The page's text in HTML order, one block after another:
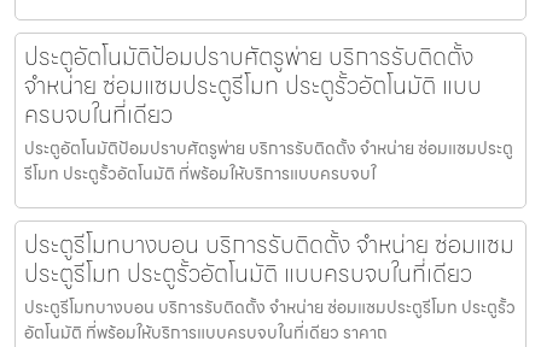
ประตูอัตโนมัติป้อมปราบศัตรูพ่าย บริการรับติดตั้ง
จำหน่าย ซ่อมแซมประตูรีโมท ประตูรั้วอัตโนมัติ แบบ
ครบจบในที่เดียว
ประตูอัตโนมัติป้อมปราบศัตรูพ่าย บริการรับติดตั้ง จำหน่าย ซ่อมแซมประตู
รีโมท ประตูรั้วอัตโนมัติ ที่พร้อมให้บริการแบบครบจบใ
ประตูรีโมทบางบอน บริการรับติดตั้ง จำหน่าย ซ่อมแซม
ประตูรีโมท ประตูรั้วอัตโนมัติ แบบครบจบในที่เดียว
ประตูรีโมทบางบอน บริการรับติดตั้ง จำหน่าย ซ่อมแซมประตูรีโมท ประตูรั้ว
อัตโนมัติ ที่พร้อมให้บริการแบบครบจบในที่เดียว ราคาถ